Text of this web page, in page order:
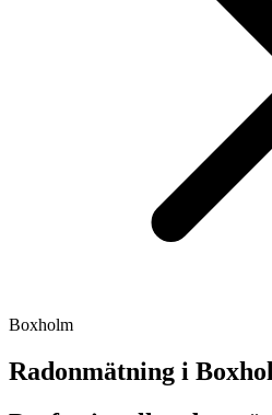
Boxholm
Radonmätning i